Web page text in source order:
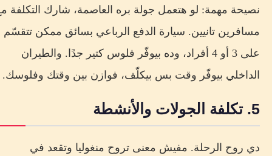
نصيحة مهمة: لو هتعمل جولة بره العاصمة، شارك التكلفة
مسافرين تانيين. سيارة الدفع الرباعي بسائق ممكن تتقسّم
على 3 أو 4 أفراد، وده بيوفّر فلوس كتير جدًا. والطيران
الداخلي بيوفّر وقت بس بيكلّف، فوازن بين وقتك وفلوسك.
5. تكلفة الجولات والأنشطة
دي روح الرحلة. مفيش معنى تروح منغوليا وتقعد في